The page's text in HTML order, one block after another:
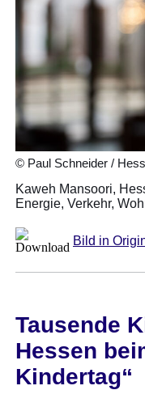
© Paul Schneider /
Kaweh Mansoori,
Energie, Verkehr,
Bild in
Tausende
Hessen
Kindertag“